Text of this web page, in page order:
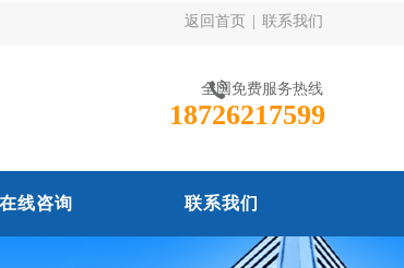
返回首页 联系我们
全国免费服务热线
18726217599
在线咨询 联系我们